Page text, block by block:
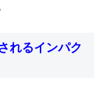
れるインパク